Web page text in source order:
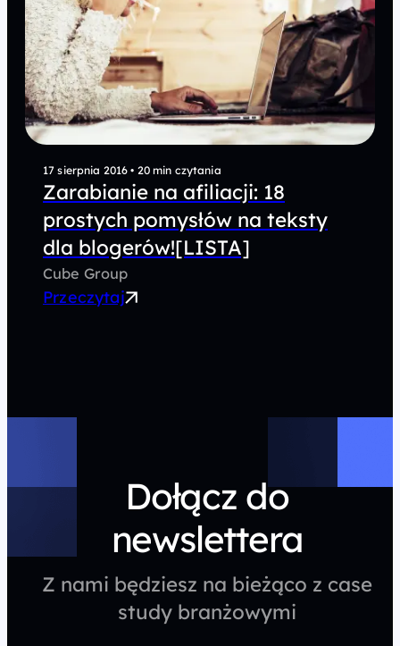
17 sierpnia 2016• 20 min czytania
Zarabianie na afiliacji: 18
prostych pomysłów na teksty
dla blogerów![LISTA]
Cube Group
Przeczytaj
Dołącz do
newslettera
Z nami będziesz na bieżąco z case
study branżowymi